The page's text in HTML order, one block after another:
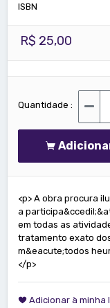
ISBN
R$ 25,00
Quantidade :
<p> A obra procura
a
em todas as
tratamento exato
m&eacute;todos
</p>
Adicionar à minha